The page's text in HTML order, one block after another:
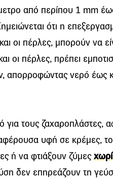
από περίπου 1 mm
ότι η
οι πέρλες, μπορούν να
οι πέρλες, πρέπει
απορροφώντας νερό έως
για τους ζαχαροπλάστες,
υφή σε κρέμες,
ή να φτιάξουν ζύμες
δεν επηρεάζουν τη